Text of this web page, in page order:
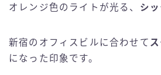
オレンジ色のライトが光る、 シッ
新宿のオフィスビルに合わせて
になった印象です。